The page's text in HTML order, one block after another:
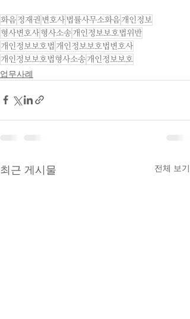
화음정재권 변호사법률사무소화음개인정보
형사변호사형사소송개인정보보호법위반
개인정보보호법 개인정보보호법변호사
개인정보보호법형사소송개인정보보호
업무사례
최근 게시물 전체 보기